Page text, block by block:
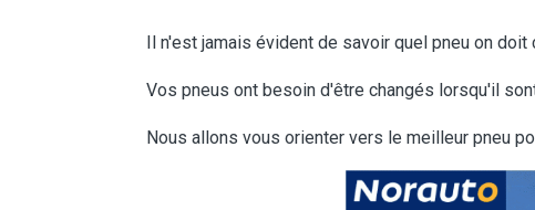
Il n'est jamais évident de savoir quel pneu on
Vos pneus ont besoin d'être changés lorsqu'il
Nous allons vous orienter vers le meilleur pneu